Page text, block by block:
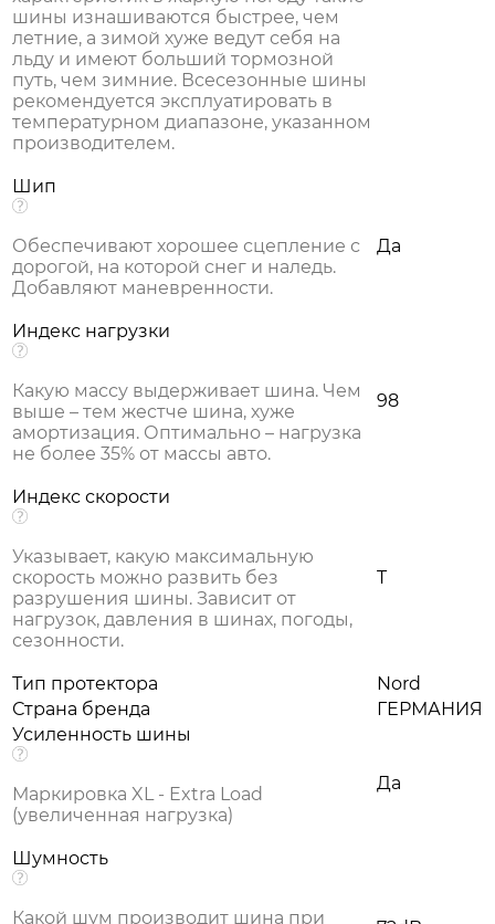
шины изнашиваются быстрее, чем
летние, а зимой хуже ведут себя на
льду и имеют больший тормозной
путь, чем зимние. Всесезонные шины
рекомендуется эксплуатировать в
температурном диапазоне, указанном
производителем.
Шип
Обеспечивают хорошее сцепление с
дорогой, на которой снег и наледь.
Добавляют маневренности.
Да
Индекс нагрузки
Какую массу выдерживает шина. Чем
выше – тем жестче шина, хуже
амортизация. Оптимально – нагрузка
не более 35% от массы авто.
98
Индекс скорости
Указывает, какую максимальную
скорость можно развить без
разрушения шины. Зависит от
нагрузок, давления в шинах, погоды,
сезонности.
T
Тип протектора
Nord
Страна бренда
ГЕРМАНИЯ
Усиленность шины
Маркировка XL - Extra Load
(увеличенная нагрузка)
Да
Шумность
Какой шум производит шина при